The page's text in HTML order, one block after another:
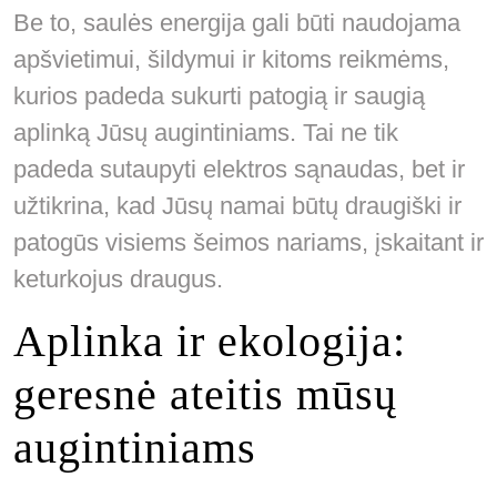
Be to, saulės energija gali būti naudojama
apšvietimui, šildymui ir kitoms reikmėms,
kurios padeda sukurti patogią ir saugią
aplinką Jūsų augintiniams. Tai ne tik
padeda sutaupyti elektros sąnaudas, bet ir
užtikrina, kad Jūsų namai būtų draugiški ir
patogūs visiems šeimos nariams, įskaitant ir
keturkojus draugus.
Aplinka ir ekologija:
geresnė ateitis mūsų
augintiniams